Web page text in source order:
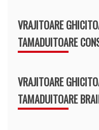
VRAJITOARE
TAMADUITOARE
VRAJITOARE
TAMADUITOARE